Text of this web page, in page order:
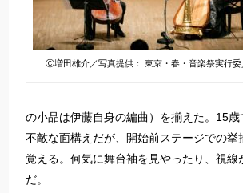
Ⓒ増田雄介／写真提供： 東京・春・音楽祭実行委
の小品は伊藤自身の編曲）を揃えた。15
不敵な面構えだが、開始前ステージでの挙
覚える。何気に舞台袖を見やったり、視線
だ。